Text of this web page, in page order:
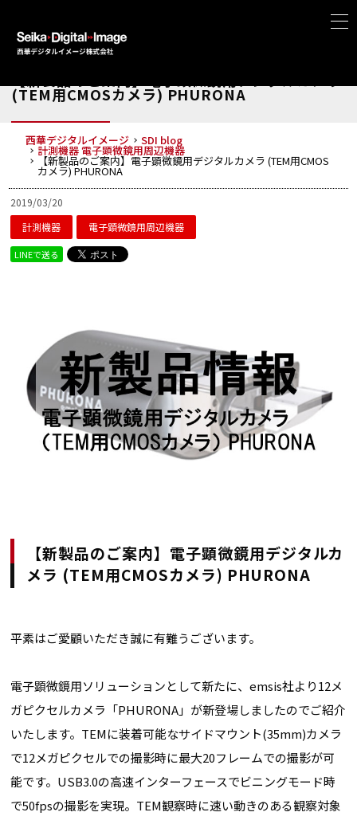
(TEM用CMOSカメラ) PHURONA
西華デジタルイメージ SDI blog
計測機器電子顕微鏡用周辺機器
【新製品のご案内】電子顕微鏡用デジタルカメラ (TEM用CMOS
カメラ) PHURONA
2019/03/20
計測機器
電子顕微鏡用周辺機器
LINEで送る
【新製品のご案内】電子顕微鏡用デジタルカ
メラ (TEM用CMOSカメラ) PHURONA
平素はご愛顧いただき誠に有難うございます。
電子顕微鏡用ソリューションとして新たに、emsis社より12メ
ガピクセルカメラ「PHURONA」が新登場しましたのでご紹介
いたします。TEMに装着可能なサイドマウント(35mm)カメラ
で12メガピクセルでの撮影時に最大20フレームでの撮影が可
能です。USB3.0の高速インターフェースでビニングモード時
で50fpsの撮影を実現。TEM観察時に速い動きのある観察対象